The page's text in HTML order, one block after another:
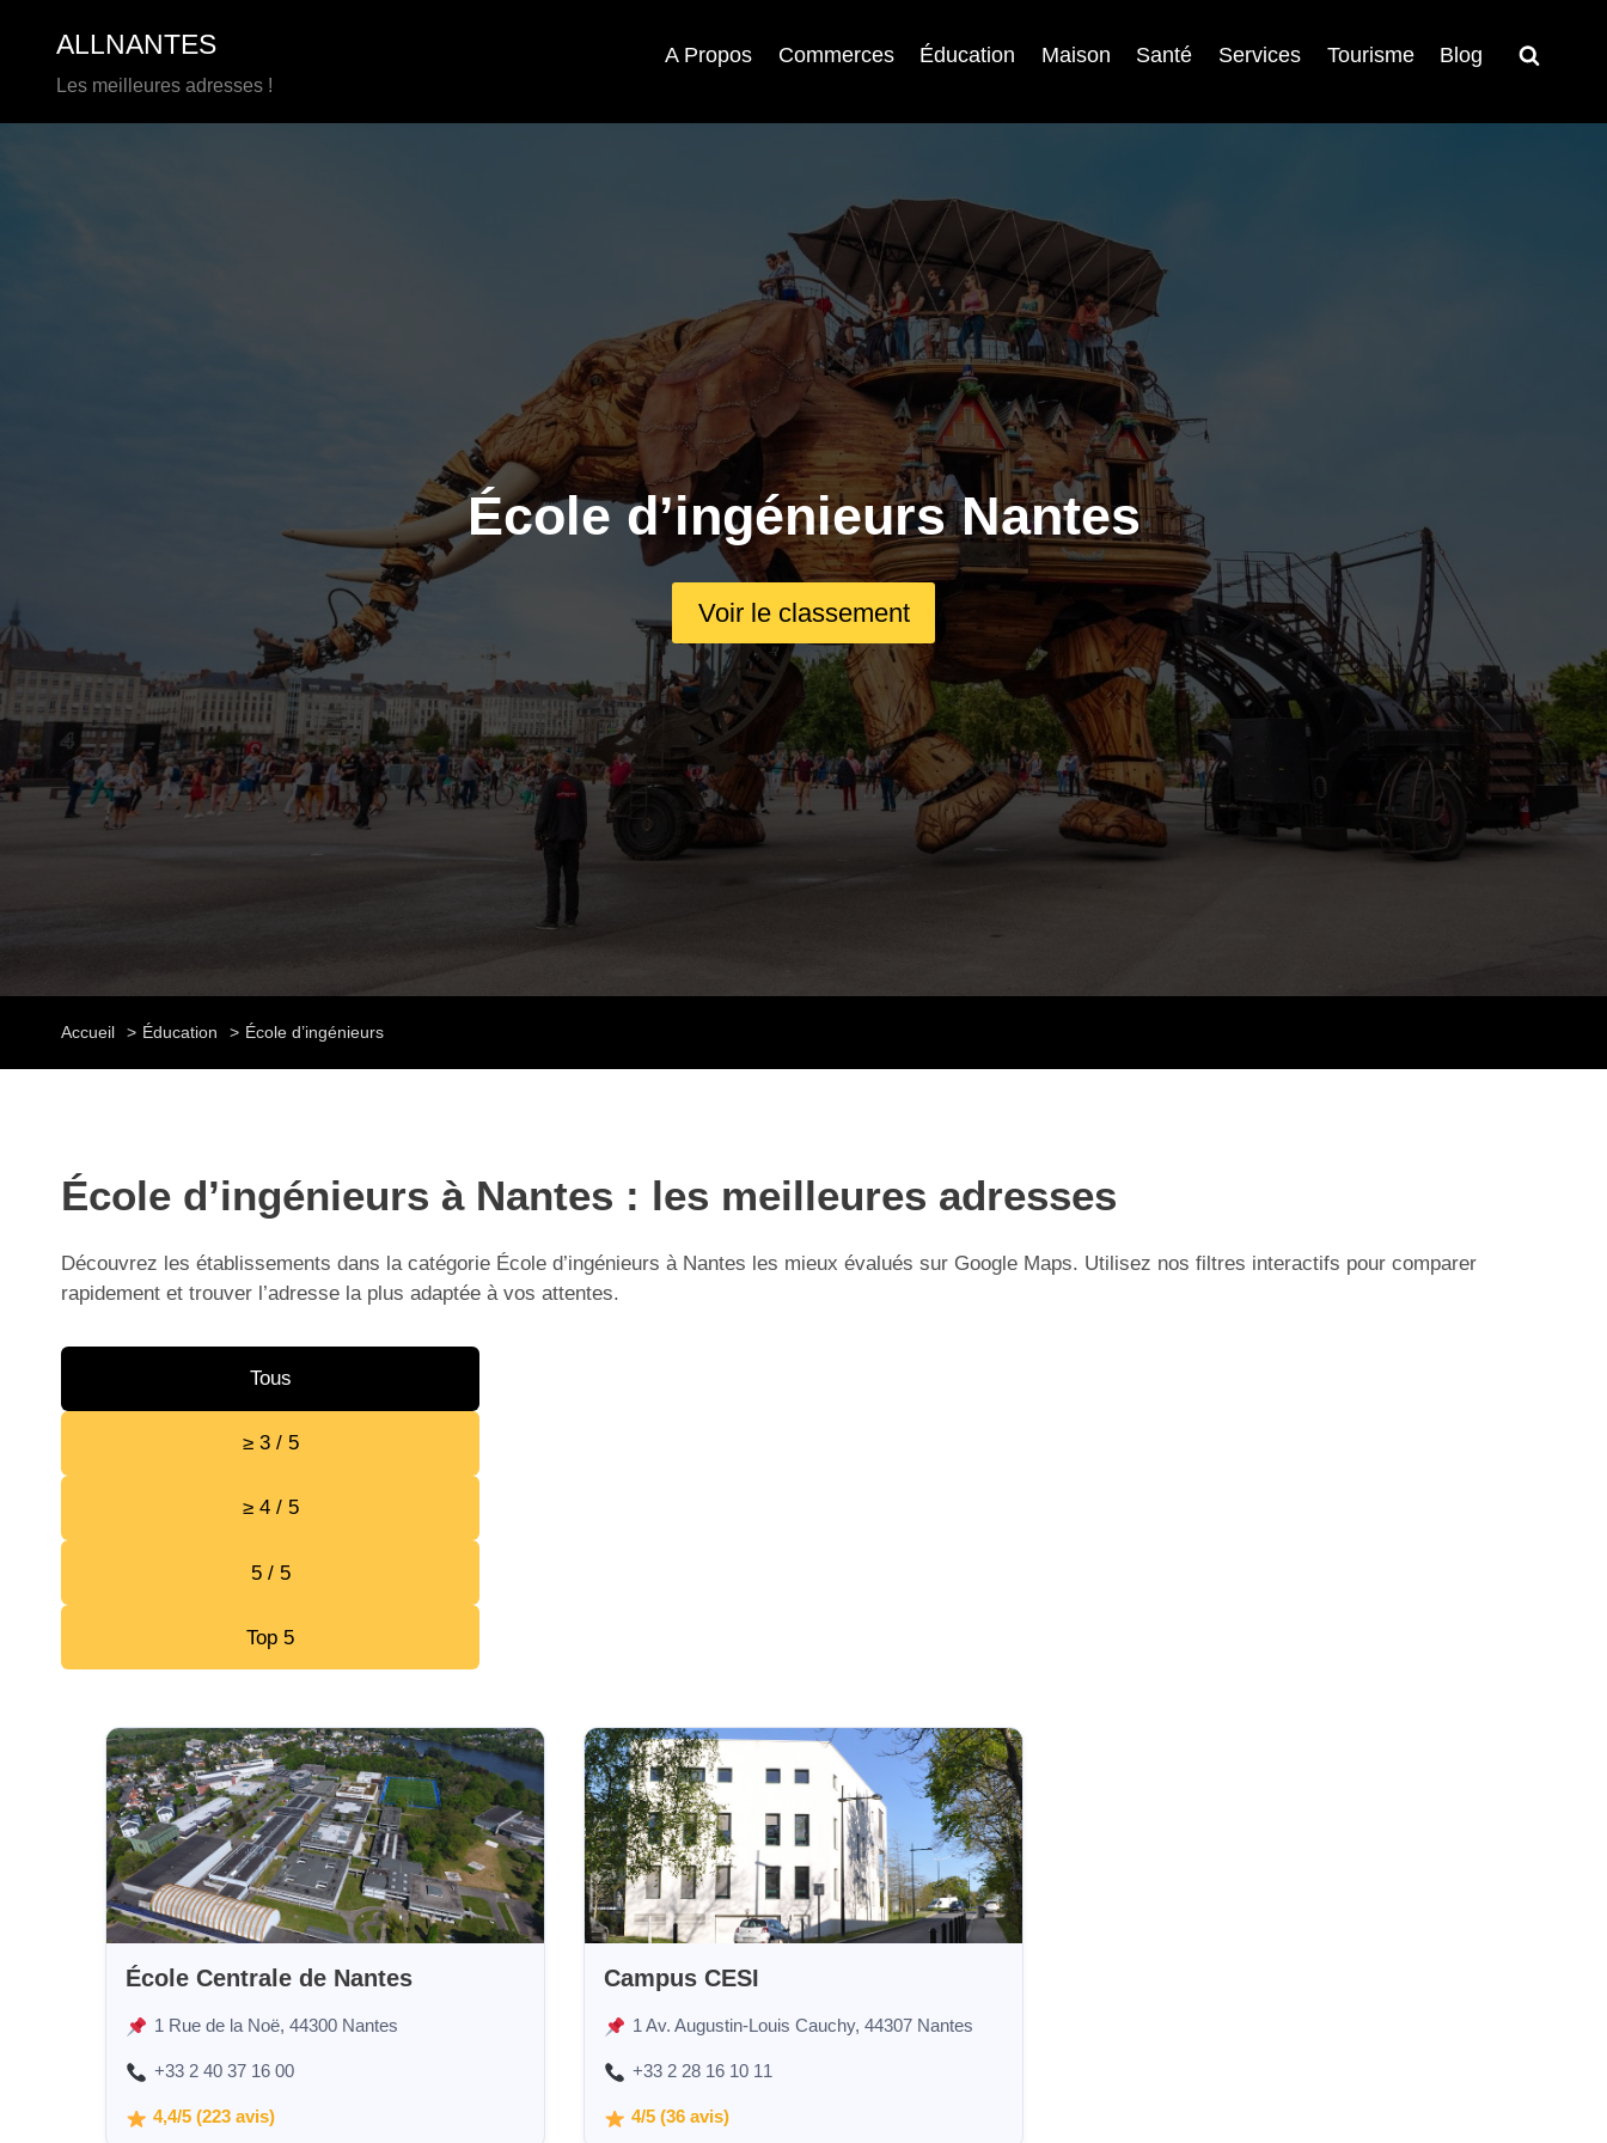
contenu
ALLNANTES
Les meilleures adresses !
A Propos Commerces Éducation Maison Santé Services Tourisme Blog
École d’ingénieurs Nantes
Voir le classement
Accueil Éducation École d’ingénieurs
École d’ingénieurs à Nantes : les meilleures adresses
Découvrez les établissements dans la catégorie École d’ingénieurs à Nantes les mieux évalués sur Google Maps. Utilisez nos filtres interactifs pour comparer
rapidement et trouver l’adresse la plus adaptée à vos attentes.
Tous
≥ 3 / 5
≥ 4 / 5
5 / 5
Top 5
École Centrale de Nantes
1 Rue de la Noë, 44300 Nantes
+33 2 40 37 16 00
4,4/5 (223 avis)
Campus CESI
1 Av. Augustin-Louis Cauchy, 44307 Nantes
+33 2 28 16 10 11
4/5 (36 avis)